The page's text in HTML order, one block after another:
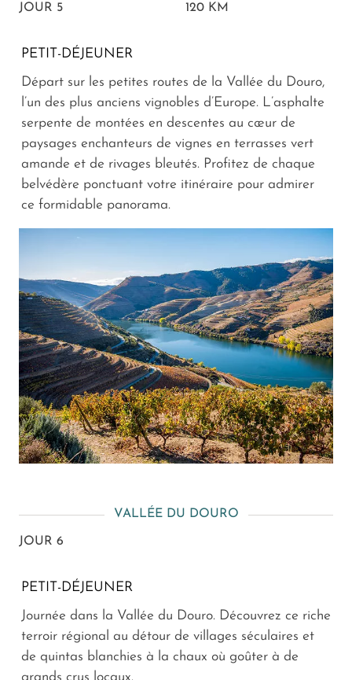
JOUR 5 120 KM
PETIT-DÉJEUNER
Départ sur les petites routes de la Vallée du Douro,
l’un des plus anciens vignobles d’Europe. L’asphalte
serpente de montées en descentes au cœur de
paysages enchanteurs de vignes en terrasses vert
amande et de rivages bleutés. Profitez de chaque
belvédère ponctuant votre itinéraire pour admirer
ce formidable panorama.
VALLÉE DU DOURO
JOUR 6
PETIT-DÉJEUNER
Journée dans la Vallée du Douro. Découvrez ce riche
terroir régional au détour de villages séculaires et
de quintas blanchies à la chaux où goûter à de